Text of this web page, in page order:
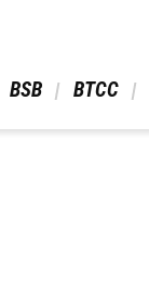
BSB BTCC